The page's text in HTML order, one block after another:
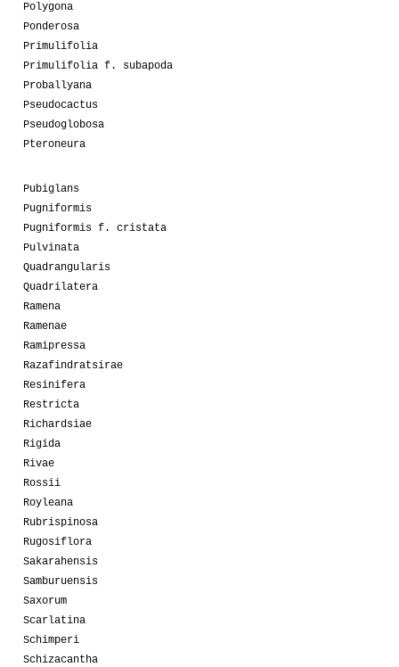
Polygona
Ponderosa
Primulifolia
Primulifolia f. subapoda
Proballyana
Pseudocactus
Pseudoglobosa
Pteroneura
Pubiglans
Pugniformis
Pugniformis f. cristata
Pulvinata
Quadrangularis
Quadrilatera
Ramena
Ramenae
Ramipressa
Razafindratsirae
Resinifera
Restricta
Richardsiae
Rigida
Rivae
Rossii
Royleana
Rubrispinosa
Rugosiflora
Sakarahensis
Samburuensis
Saxorum
Scarlatina
Schimperi
Schizacantha